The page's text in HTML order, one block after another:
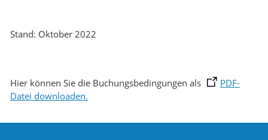
Stand: Oktober 2022
Hier können Sie die Buchungsbedingungen als
PDF-
Datei downloaden.